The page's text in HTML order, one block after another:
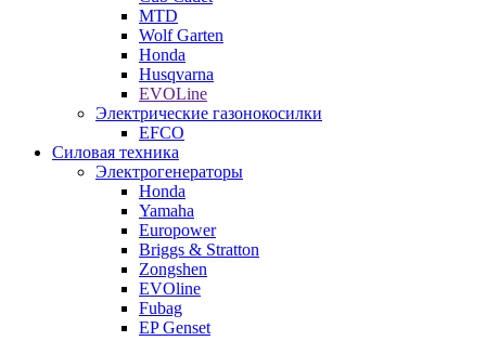
MTD
Wolf Garten
Honda
Husqvarna
EVOLine
Электрические газонокосилки
EFCO
Силовая техника
Электрогенераторы
Honda
Yamaha
Europower
Briggs & Stratton
Zongshen
EVOline
Fubag
EP Genset